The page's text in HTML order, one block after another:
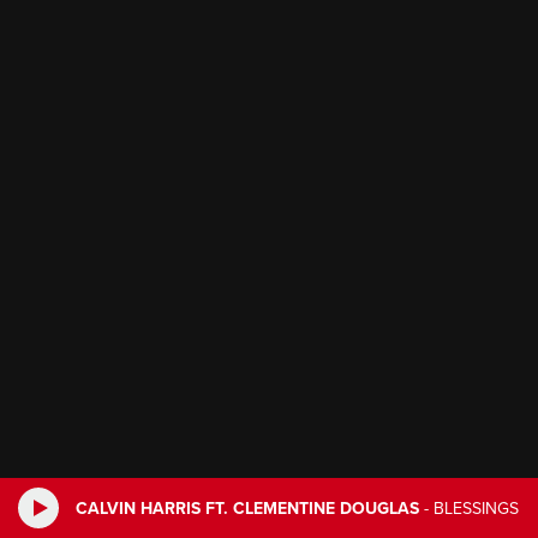
CALVIN HARRIS FT. CLEMENTINE DOUGLAS - BLESSINGS